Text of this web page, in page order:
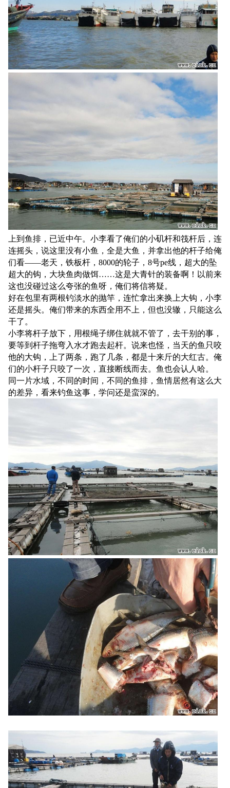
上到鱼排，已近中午。小李看了俺们的小矶杆和筏杆后，连
连摇头，说这里没有小鱼，全是大鱼，并拿出他的杆子给俺
们看——老天，铁板杆，8000的轮子，8号pe线，超大的坠
超大的钩，大块鱼肉做饵……这是大青针的装备啊！以前来
这也没碰过这么夸张的鱼呀，俺们将信将疑。
好在包里有两根钓淡水的抛竿，连忙拿出来换上大钩，小李
还是摇头。俺们带来的东西全用不上，但也没辙，只能这么
干了。
小李将杆子放下，用根绳子绑住就就不管了，去干别的事，
要等到杆子拖弯入水才跑去起杆。说来也怪，当天的鱼只咬
他的大钩，上了两条，跑了几条，都是十来斤的大红古。俺
们的小杆子只咬了一次，直接断线而去。鱼也会认人哈。
同一片水域，不同的时间，不同的鱼排，鱼情居然有这么大
的差异，看来钓鱼这事，学问还是蛮深的。